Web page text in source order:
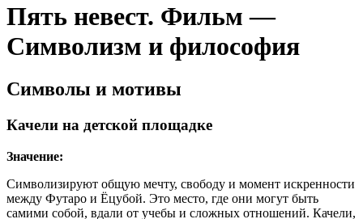
Пять невест. Фильм —
Символизм и философия
Символы и мотивы
Качели на детской площадке
Значение:
Символизируют общую мечту, свободу и момент искренности
между Футаро и Ёцубой. Это место, где они могут быть
самими собой, вдали от учебы и сложных отношений. Качели,